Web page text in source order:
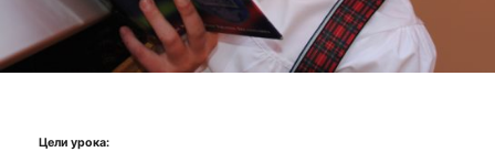
Цели урока: